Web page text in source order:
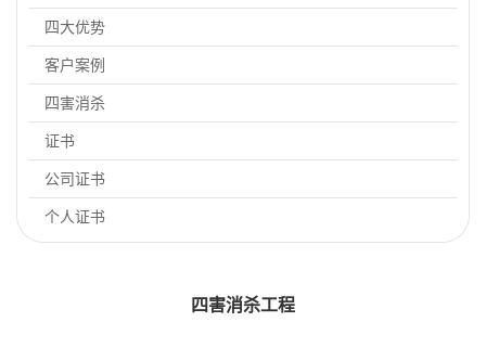
四大优势
客户案例
四害消杀
证书
公司证书
个人证书
四害消杀工程